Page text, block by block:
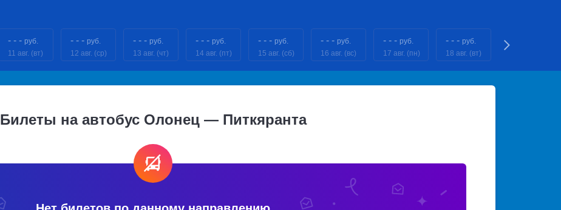
- - - руб.
11 авг. (вт)
- - - руб.
12 авг. (ср)
- - - руб.
13 авг. (чт)
- - - руб.
14 авг. (пт)
- - - руб.
15 авг. (сб)
- - - руб.
16 авг. (вс)
- - - руб.
17 авг. (пн)
- - - руб.
18 авг. (вт)
Билеты на автобус Олонец — Питкяранта